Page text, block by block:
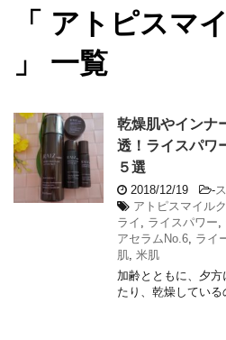
「 アトピスマ
」 一覧
乾燥肌やインナ
透！ライスパワ
５選
2018/12/19 -
アトピスマイル
ライ
ライスパワー
アセラムNo.6 ライ
肌 米肌
加齢とともに、夕
たり、乾燥している